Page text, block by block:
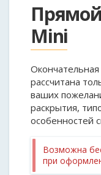
Mini
рассчитана
ваших
раскрытия,
особенностей
Возможна
при